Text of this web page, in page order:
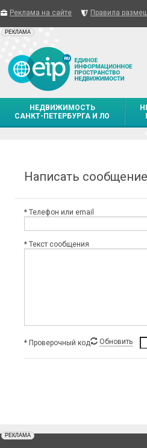
РЕКЛАМА
"РЕКЛАМА"
Реклама на сайте Правила
НЕДВИЖИМОСТЬ
САНКТ-ПЕТЕРБУРГА И ЛО
Написать
* Телефон или email
* Текст сообщения
* Проверочный код Обновить
РЕКЛАМА
"РЕКЛАМА"